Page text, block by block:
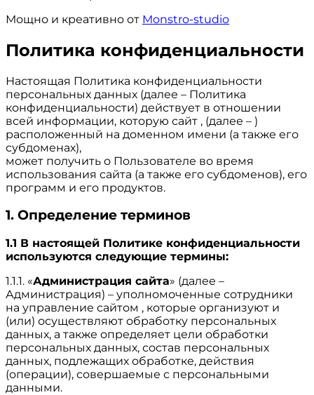
Мощно и креативно от Monstro-studio
Политика конфиденциальности
Настоящая Политика конфиденциальности
персональных данных (далее – Политика
конфиденциальности) действует в отношении
всей информации, которую сайт , (далее – )
расположенный на доменном имени (а также его
субдоменах),
может получить о Пользователе во время
использования сайта (а также его субдоменов), его
программ и его продуктов.
1. Определение терминов
1.1 В настоящей Политике конфиденциальности
используются следующие термины:
1.1.1. «Администрация сайта» (далее –
Администрация) – уполномоченные сотрудники
на управление сайтом , которые организуют и
(или) осуществляют обработку персональных
данных, а также определяет цели обработки
персональных данных, состав персональных
данных, подлежащих обработке, действия
(операции), совершаемые с персональными
данными.